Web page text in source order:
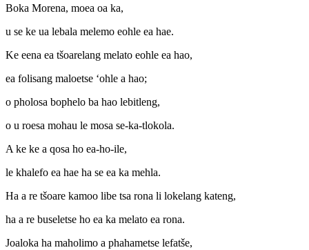
Boka Morena, moea oa ka,
u se ke ua lebala melemo eohle ea hae.
Ke eena ea tšoarelang melato eohle ea hao,
ea folisang maloetse ‘ohle a hao;
o pholosa bophelo ba hao lebitleng,
o u roesa mohau le mosa se-ka-tlokola.
A ke ke a qosa ho ea-ho-ile,
le khalefo ea hae ha se ea ka mehla.
Ha a re tšoare kamoo libe tsa rona li lokelang kateng,
ha a re buseletse ho ea ka melato ea rona.
Joaloka ha maholimo a phahametse lefatše,